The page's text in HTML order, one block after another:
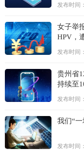
发布时间
女子举
HPV，
发布时间
贵州省
持续至
发布时间
我们“
发布时间